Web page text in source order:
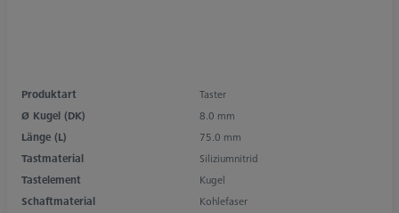
Produktart
Taster
Ø Kugel (DK)
8.0 mm
Länge (L)
75.0 mm
Tastmaterial
Siliziumnitrid
Tastelement
Kugel
Schaftmaterial
Kohlefaser